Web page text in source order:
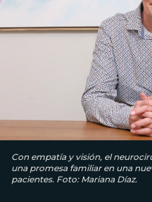
Con empatía y visión, el
una promesa familiar en una
pacientes. Foto: Mariana Díaz.